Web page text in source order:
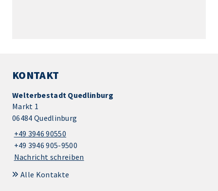
KONTAKT
Welterbestadt Quedlinburg
Markt 1
06484 Quedlinburg
+49 3946 90550
+49 3946 905-9500
Nachricht schreiben
Alle Kontakte